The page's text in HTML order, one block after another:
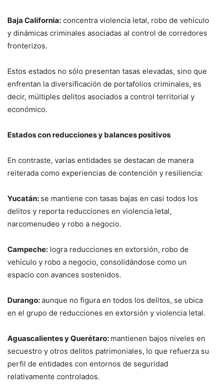
Baja California: concentra violencia letal, robo de vehículo
y dinámicas criminales asociadas al control de corredores
fronterizos.
Estos estados no sólo presentan tasas elevadas, sino que
enfrentan la diversificación de portafolios criminales, es
decir, múltiples delitos asociados a control territorial y
económico.
Estados con reducciones y balances positivos
En contraste, varias entidades se destacan de manera
reiterada como experiencias de contención y resiliencia:
Yucatán: se mantiene con tasas bajas en casi todos los
delitos y reporta reducciones en violencia letal,
narcomenudeo y robo a negocio.
Campeche: logra reducciones en extorsión, robo de
vehículo y robo a negocio, consolidándose como un
espacio con avances sostenidos.
Durango:aunque no figura en todos los delitos, se ubica
en el grupo de reducciones en extorsión y violencia letal.
Aguascalientes y Querétaro: mantienen bajos niveles en
secuestro y otros delitos patrimoniales, lo que refuerza su
perfil de entidades con entornos de seguridad
relativamente controlados.